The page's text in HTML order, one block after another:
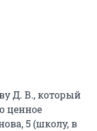
Д. В., который
ценное
5 (школу, в